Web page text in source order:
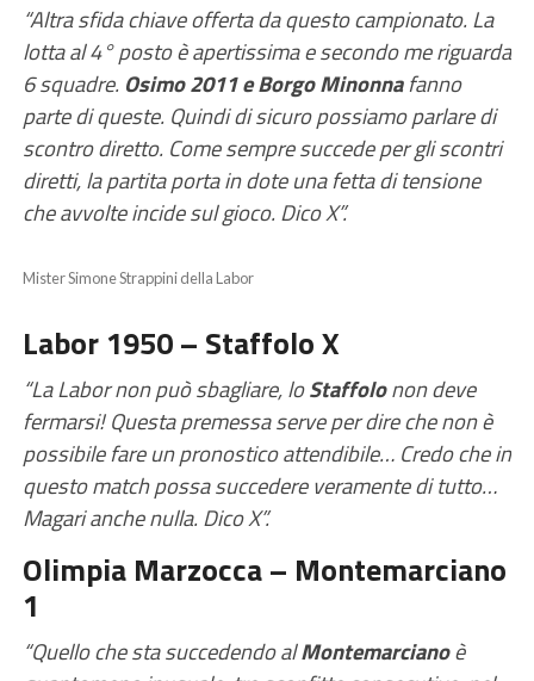
“Altra sfida chiave offerta da questo campionato. La
lotta al 4° posto è apertissima e secondo me riguarda
6 squadre. Osimo 2011 e Borgo Minonnafanno
parte di queste. Quindi di sicuro possiamo parlare di
scontro diretto. Come sempre succede per gli scontri
diretti, la partita porta in dote una fetta di tensione
che avvolte incide sul gioco. Dico X”.
Mister Simone Strappini della Labor
Labor 1950 – Staffolo X
“LaLabornon può sbagliare, loStaffolonon deve
fermarsi! Questa premessa serve per dire che non è
possibile fare un pronostico attendibile… Credo che in
questo match possa succedere veramente di tutto…
Magari anche nulla. Dico X”.
Olimpia Marzocca – Montemarciano
1
“Quello che sta succedendo alMontemarcianoè